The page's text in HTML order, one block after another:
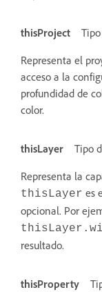
thisProject
Representa el
acceso a la
profundidad de
color.
thisLayer
Tipo
Representa la
thisLayer es
opcional. Por
resultado.
thisProperty